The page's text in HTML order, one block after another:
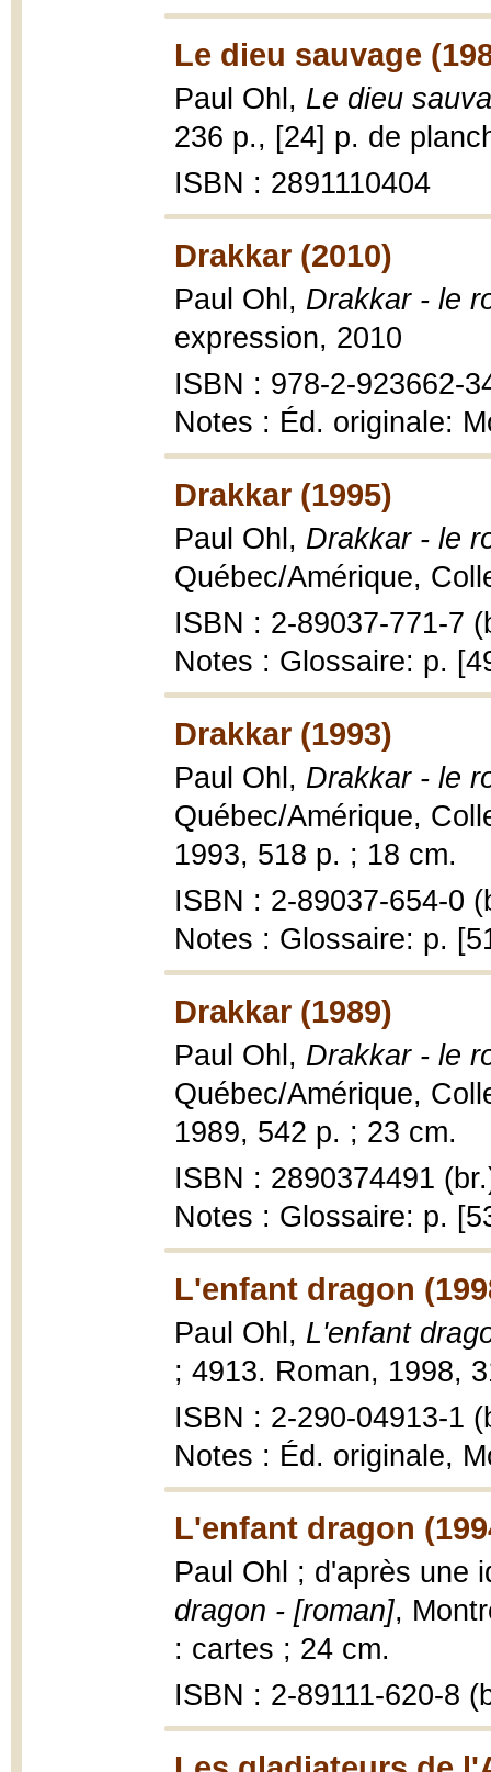
Le dieu sauvage
Paul Ohl, Le dieu
236 p., [24] p. de
ISBN : 2891110404
Drakkar (2010)
Paul Ohl, Drakkar - le
expression, 2010
ISBN : 978-2-923662-
Notes : Éd. originale:
Drakkar (1995)
Paul Ohl, Drakkar - le
Québec/Amérique,
ISBN : 2-89037-771-7
Notes : Glossaire: p.
Drakkar (1993)
Paul Ohl, Drakkar - le
Québec/Amérique,
1993, 518 p. ; 18 cm.
ISBN : 2-89037-654-0
Notes : Glossaire: p.
Drakkar (1989)
Paul Ohl, Drakkar - le
Québec/Amérique,
1989, 542 p. ; 23 cm.
ISBN : 2890374491
Notes : Glossaire: p.
L'enfant dragon
Paul Ohl, L'enfant
; 4913. Roman, 1998,
ISBN : 2-290-04913-1
Notes : Éd. originale,
L'enfant dragon
Paul Ohl ; d'après une
dragon - [roman],
: cartes ; 24 cm.
ISBN : 2-89111-620-8